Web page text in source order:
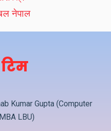
टिम
Kumar Gupta (Computer
LBU)